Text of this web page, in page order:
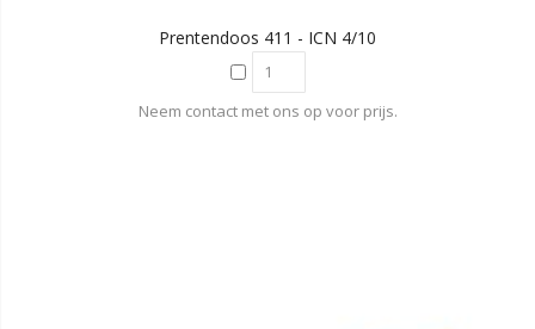
Prentendoos 411 - ICN 4/10
Neem contact met ons op voor prijs.